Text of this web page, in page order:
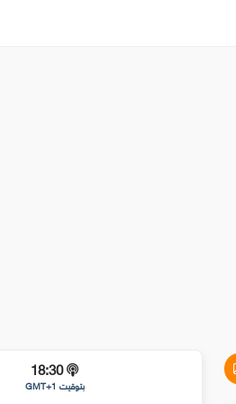
18:30
بتوقيت GMT+1